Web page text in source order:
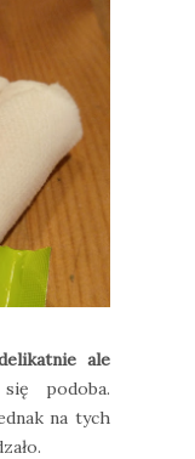
ale
podoba.
na tych